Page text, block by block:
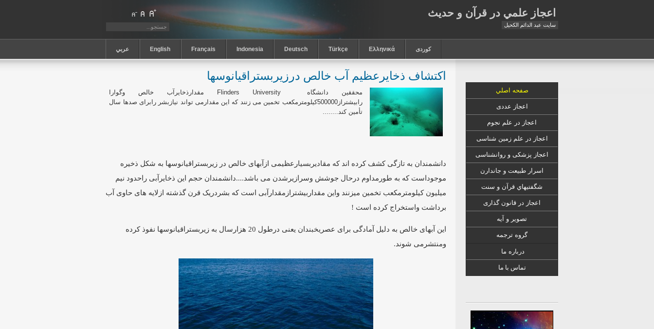
اعجاز علمي در قرآن و حديث
سايت عبد الدائم الكحيل
عربي English Français Indonesia Deutsch Türkçe Ελληνικά كوردى
اکتشاف ذخایرعظیم آب خالص درزیربستراقیانوسها
محققین دانشگاه ‏ Flinders University
‏ مقدارذخایرآب خالص وگوارا
رابیشتراز500000کیلومترمکعب تخمین می زنند که ‏این مقدارمی تواند نیازبشر رابرای صدها سال
تأمین کند....‏....
دانشمندان به تازگی کشف کرده اند که مقادیربسیارعظیمی ازآبهای خالص در زیربستراقیانوسها به شکل ذخیره
موجوداست که به ‏طورمداوم درحال جوشش وسرازیرشدن می باشد....دانشمندان حجم این ذخایرآبی راحدود نیم
میلیون کیلومترمکعب تخمین ‏میزنند واین مقداربیشترازمقدارآبی است که بشردریک قرن گذشته ازلایه های حاوی آب
برداشت واستخراج کرده است !‏
این آبهای خالص به دلیل آمادگی برای عصریخبندان یعنی درطول 20 هزارسال به زیربستراقیانوسها نفوذ کرده
ومنتشرمی ‏شوند.‏
صفحه اصلي
اعجاز عددی
اعجاز در علم نجوم
اعجاز در علم زمين شناسى
اعجاز پزشکی و روانشناسى
اسرار طبیعت و جاندارن
شگفتيهاي قرآن و سنت
اعجاز در قانون گذارى
تصویر و آیه
گروه ترجمه
درباره ما
تماس با ما